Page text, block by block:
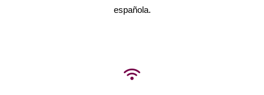
española.